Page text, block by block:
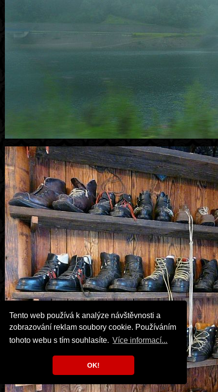
Tento web používá k analýze návštěvnosti a
zobrazování reklam soubory cookie. Používáním
tohoto webu s tím souhlasíte. Více informací...
OK!